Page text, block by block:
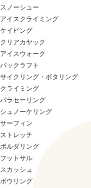
スノーシュー
アイスクライミング
ケイビング
クリアカヤック
アイスウォーク
パックラフト
サイクリング・ポタリング
クライミング
パラセーリング
シュノーケリング
サーフィン
ストレッチ
ボルダリング
フットサル
スカッシュ
ボウリング